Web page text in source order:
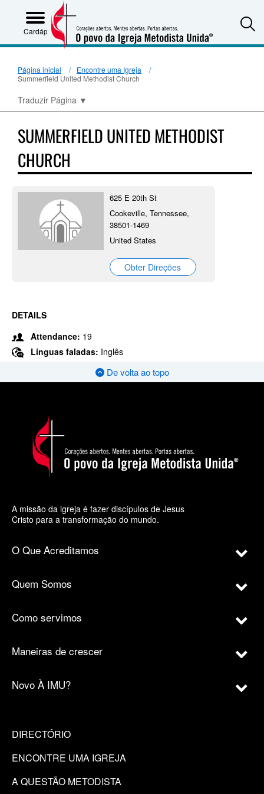
Cardápio
Página inicial
Encontre uma Igreja
Summerfield United Methodist Church
Traduzir Página ▼
SUMMERFIELD UNITED METHODIST
CHURCH
625 E 20th St
Cookeville, Tennessee,
38501-1469
United States
Obter Direções
DETAILS
Attendance: 19
Línguas faladas: Inglês
De volta ao topo
A missão da igreja é fazer discípulos de Jesus
Cristo para a transformação do mundo.
O Que Acreditamos
Quem Somos
Como servimos
Maneiras de crescer
Novo À IMU?
DIRECTÓRIO
ENCONTRE UMA IGREJA
A QUESTÃO METODISTA